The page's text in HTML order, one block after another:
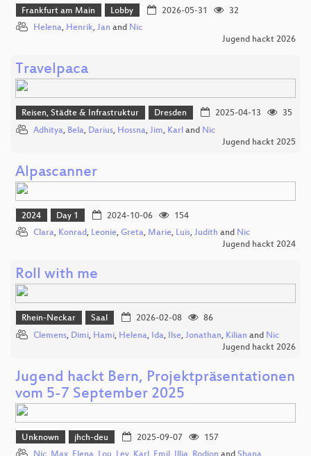
Frankfurt am Main Lobby 2026-05-31
32
Helena, Henrik, Jan and Nic
Jugend hackt 2026
Travelpaca
Reisen, Städte & Infrastruktur Dresden 2025-04-13
35
Adhitya, Bela, Darius, Hossna, Jim, Karl and Nic
Jugend hackt 2025
Alpascanner
2024 Day 1 2024-10-06
154
Clara, Konrad, Leonie, Greta, Marie, Luis, Judith and Nic
Jugend hackt 2024
Roll with me
Rhein-Neckar Saal 2026-02-08
86
Clemens, Dimi, Hami, Helena, Ida, Ilse, Jonathan, Kilian and Nic
Jugend hackt 2026
Jugend hackt Bern, Projektpräsentationen
vom 5-7 September 2025
Unknown jhch-deu 2025-09-07
157